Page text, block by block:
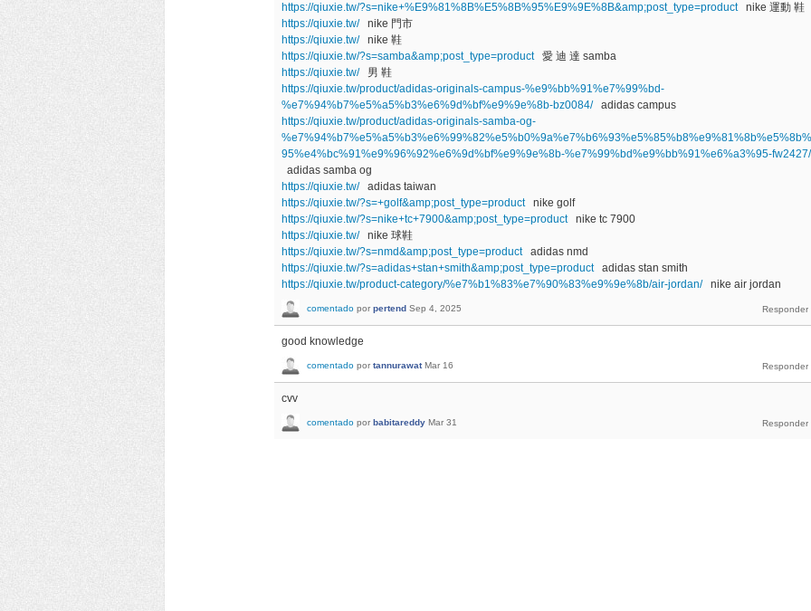
https://qiuxie.tw/?s=nike+%E9%81%8B%E5%8B%95%E9%9E%8B&amp;post_type=productnike 運動 鞋
https://qiuxie.tw/nike 門市
https://qiuxie.tw/nike 鞋
https://qiuxie.tw/?s=samba&amp;post_type=product愛 迪 達 samba
https://qiuxie.tw/男 鞋
https://qiuxie.tw/product/adidas-originals-campus-%e9%bb%91%e7%99%bd-
%e7%94%b7%e5%a5%b3%e6%9d%bf%e9%9e%8b-bz0084/adidas campus
https://qiuxie.tw/product/adidas-originals-samba-og-
%e7%94%b7%e5%a5%b3%e6%99%82%e5%b0%9a%e7%b6%93%e5%85%b8%e9%81%8b%e5%8b%
95%e4%bc%91%e9%96%92%e6%9d%bf%e9%9e%8b-%e7%99%bd%e9%bb%91%e6%a3%95-fw2427/
adidas samba og
https://qiuxie.tw/adidas taiwan
https://qiuxie.tw/?s=+golf&amp;post_type=productnike golf
https://qiuxie.tw/?s=nike+tc+7900&amp;post_type=productnike tc 7900
https://qiuxie.tw/nike 球鞋
https://qiuxie.tw/?s=nmd&amp;post_type=productadidas nmd
https://qiuxie.tw/?s=adidas+stan+smith&amp;post_type=productadidas stan smith
https://qiuxie.tw/product-category/%e7%b1%83%e7%90%83%e9%9e%8b/air-jordan/nike air jordan
comentado por pertend Sep 4, 2025
good knowledge
comentado por tannurawat Mar 16
cvv
comentado por babitareddy Mar 31